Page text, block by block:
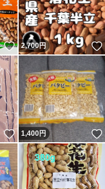
いいね！
2,700円
いいね！
1,400円